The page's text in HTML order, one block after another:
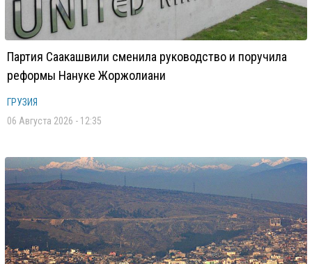
Партия Саакашвили сменила руководство и поручила
реформы Нануке Жоржолиани
ГРУЗИЯ
06 Августа 2026 - 12:35